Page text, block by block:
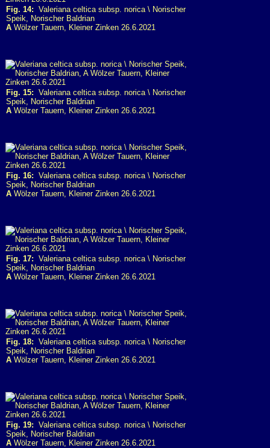
Fig. 14: Valeriana celtica subsp. norica \ Norischer
Speik, Norischer Baldrian
A Wölzer Tauern, Kleiner Zinken 26.6.2021
Fig. 15: Valeriana celtica subsp. norica \ Norischer
Speik, Norischer Baldrian
A Wölzer Tauern, Kleiner Zinken 26.6.2021
Fig. 16: Valeriana celtica subsp. norica \ Norischer
Speik, Norischer Baldrian
A Wölzer Tauern, Kleiner Zinken 26.6.2021
Fig. 17: Valeriana celtica subsp. norica \ Norischer
Speik, Norischer Baldrian
A Wölzer Tauern, Kleiner Zinken 26.6.2021
Fig. 18: Valeriana celtica subsp. norica \ Norischer
Speik, Norischer Baldrian
A Wölzer Tauern, Kleiner Zinken 26.6.2021
Fig. 19: Valeriana celtica subsp. norica \ Norischer
Speik, Norischer Baldrian
A Wölzer Tauern, Kleiner Zinken 26.6.2021